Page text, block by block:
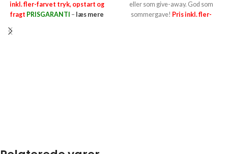
inkl. fler-farvet tryk, opstart og
fragt PRISGARANTI – læs mere
eller som give-away. God som
sommergave! Pris inkl. fler-